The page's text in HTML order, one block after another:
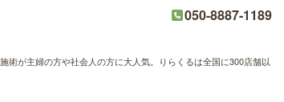
050-8887-1189
術が主婦の方や社会人の方に大人気。りらくるは全国に300店舗以